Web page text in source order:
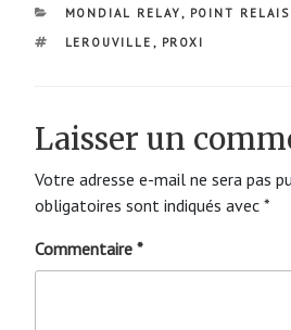
CATÉGORIES
MONDIAL RELAY , POINT RELAIS
ÉTIQUETTES
LEROUVILLE , PROXI
Laisser un
Votre adresse e-mail ne sera pas
obligatoires sont indiqués avec *
Commentaire *